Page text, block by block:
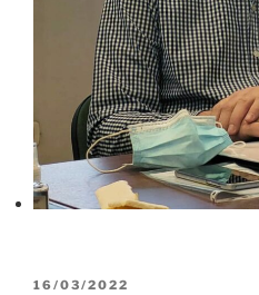
PUBLICADO
16/03/2022